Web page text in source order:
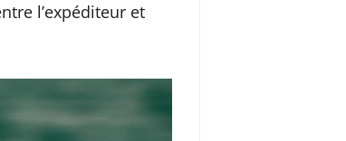
l’expéditeur et